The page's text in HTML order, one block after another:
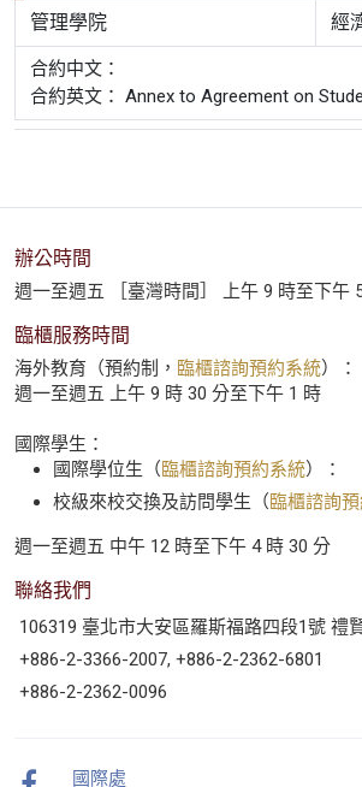
管理學院 經
合約中文：
合約英文： Annex to Agreement on
辦公時間
週一至週五 ［臺灣時間］ 上午 9 時至下午
臨櫃服務時間
海外教育（預約制， 臨櫃諮詢預約系統）：
週一至週五 上午 9 時 30 分至下午 1 時
國際學生：
國際學位生（臨櫃諮詢預約系統）：
校級來校交換及訪問學生（臨櫃諮詢
週一至週五 中午 12 時至下午 4 時 30 分
聯絡我們
106319 臺北市大安區羅斯福路四段1號 禮
+886-2-3366-2007, +886-2-2362-6801
+886-2-2362-0096
國際處